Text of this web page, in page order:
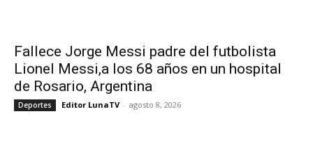
Fallece Jorge Messi padre del futbolista
Lionel Messi,a los 68 años en un hospital
de Rosario, Argentina
Deportes Editor LunaTV - agosto 8, 2026